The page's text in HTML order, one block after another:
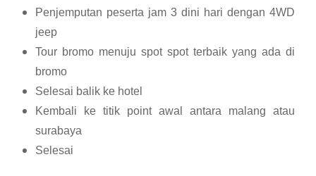
Penjemputan peserta jam 3 dini hari dengan 4WD
jeep
Tour bromo menuju spot spot terbaik yang ada di
bromo
Selesai balik ke hotel
Kembali ke titik point awal antara malang atau
surabaya
Selesai